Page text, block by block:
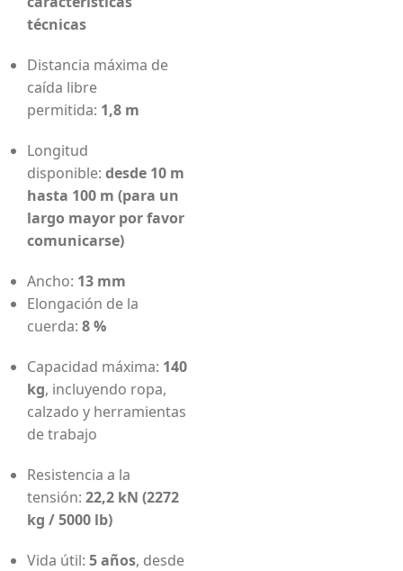
técnicas
Distancia máxima de
caída libre
permitida: 1,8 m
Longitud
disponible: desde 10 m
hasta 100 m (para un
largo mayor por favor
comunicarse)
Ancho: 13 mm
Elongación de la
cuerda: 8 %
Capacidad máxima: 140
kg, incluyendo ropa,
calzado y herramientas
de trabajo
Resistencia a la
tensión: 22,2 kN (2272
kg / 5000 lb)
Vida útil: 5 años, desde